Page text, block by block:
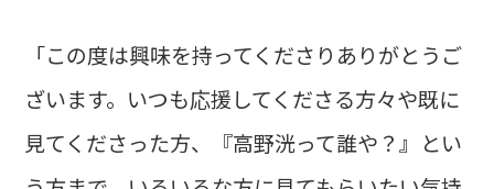
「この度は興味を持ってくださりありがとうご
ざいます。いつも応援してくださる方々や既に
見てくださった方、『高野洸って誰や？』とい